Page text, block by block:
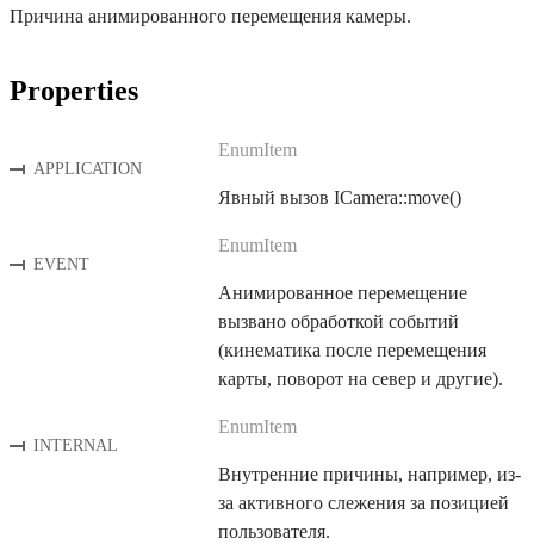
Причина анимированного перемещения камеры.
Properties
APPLICATION
EnumItem
Явный вызов ICamera::move()
EVENT
EnumItem
Анимированное перемещение
вызвано обработкой событий
(кинематика после перемещения
карты, поворот на север и другие).
INTERNAL
EnumItem
Внутренние причины, например, из-
за активного слежения за позицией
пользователя.